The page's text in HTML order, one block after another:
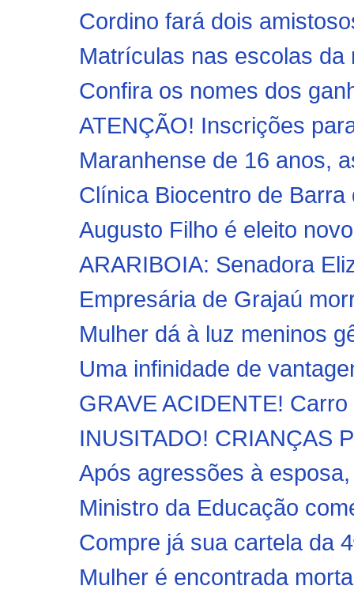
Cordino fará dois
Matrículas nas escolas
Confira os nomes dos
ATENÇÃO! Inscrições
Maranhense de 16 anos,
Clínica Biocentro de
Augusto Filho é eleito
ARARIBOIA: Senadora
Empresária de Grajaú
Mulher dá à luz meninos
Uma infinidade de
GRAVE ACIDENTE!
INUSITADO! CRIANÇAS
Após agressões à
Ministro da Educação
Compre já sua cartela da
Mulher é encontrada